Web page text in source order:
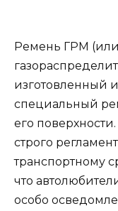
Ремень ГРМ
изготовленный
специальный
его
строго
транспортному
что
особо